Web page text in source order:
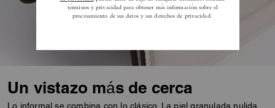
Un vistazo más de cerca
Lo informal se combina con lo clásico. La piel granulada pulida